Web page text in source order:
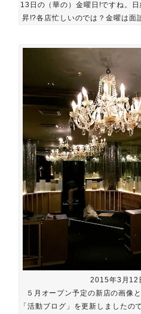
13日の（華の）金曜日!ですね。
昇!?各店忙しいのでは？金曜は面
2015年3月12
５月オープン予定の新店の画像
「活動ブログ」を更新しましたの